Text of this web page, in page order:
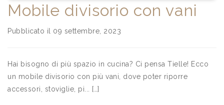
Mobile divisorio con vani
Pubblicato il 09 settembre, 2023
Hai bisogno di più spazio in cucina? Ci pensa Tielle! Ecco
un mobile divisorio con più vani, dove poter riporre
accessori, stoviglie, pi... […]